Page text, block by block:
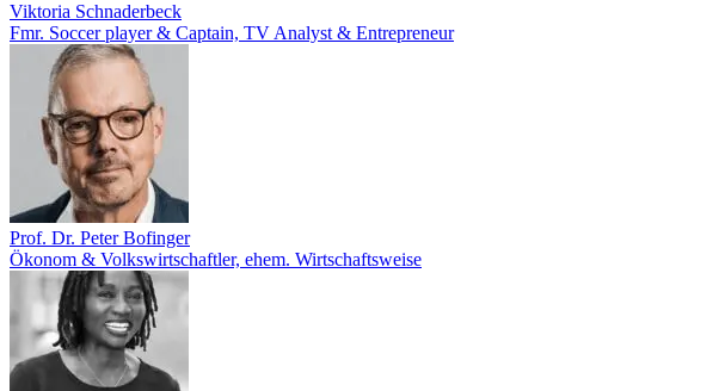
Viktoria Schnaderbeck
Fmr. Soccer player & Captain, TV Analyst & Entrepreneur
Prof. Dr. Peter Bofinger
Ökonom & Volkswirtschaftler, ehem. Wirtschaftsweise